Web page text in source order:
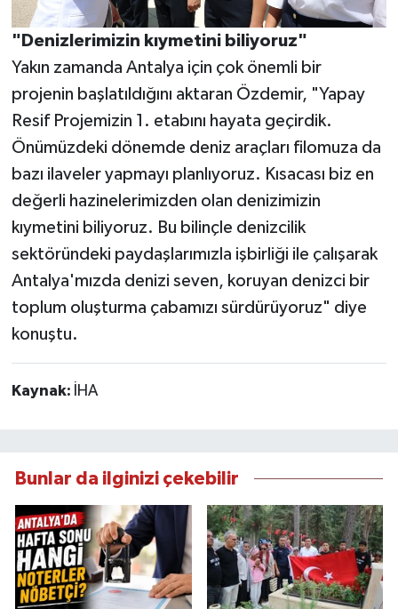
"Denizlerimizin kıymetini biliyoruz"
Yakın zamanda Antalya için çok önemli bir
projenin başlatıldığını aktaran Özdemir, "Yapay
Resif Projemizin 1. etabını hayata geçirdik.
Önümüzdeki dönemde deniz araçları filomuza da
bazı ilaveler yapmayı planlıyoruz. Kısacası biz en
değerli hazinelerimizden olan denizimizin
kıymetini biliyoruz. Bu bilinçle denizcilik
sektöründeki paydaşlarımızla işbirliği ile çalışarak
Antalya'mızda denizi seven, koruyan denizci bir
toplum oluşturma çabamızı sürdürüyoruz" diye
konuştu.
Kaynak: İHA
Bunlar da ilginizi çekebilir